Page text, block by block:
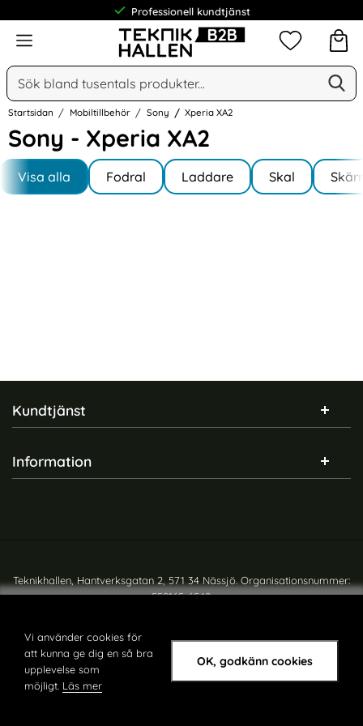
Vi använder cookies för
att kunna ge dig en så bra
upplevelse som
möjligt. Läs mer
OK, godkänn cookies
Professionell kundtjänst
Meny
Sök
Sök på Narse Group AB
Mina
Startsidan Mobiltillbehör Sony Xperia XA2
Sony - Xperia XA2
Hoppa
produkter
Underkategorier
Visa alla
I Xperia XA2 Fodral Laddare Skal
Sidfot Blandad info och länkar
Kundtjänst
Information
Teknikhallen, Hantverksgatan 2, 571 34 Nässjö. Organisationsnummer:
559165-6540